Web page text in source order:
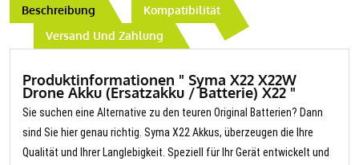
Beschreibung
Kompatibilität
Versand Und Zahlung
Produktinformationen " Syma X22 X22W
Drone Akku (Ersatzakku / Batterie) X22 "
Sie suchen eine Alternative zu den teuren Original Batterien? Dann
sind Sie hier genau richtig. Syma X22 Akkus, überzeugen die Ihre
Qualität und Ihrer Langlebigkeit. Speziell für Ihr Gerät entwickelt und